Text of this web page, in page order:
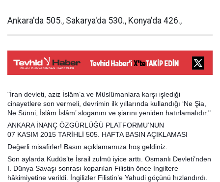
Ankara'da 505., Sakarya'da 530., Konya'da 426.,
"İran devleti, aziz İslâm’a ve Müslümanlara karşı işlediği
cinayetlere son vermeli, devrimin ilk yıllarında kullandığı ‘Ne Şia,
Ne Sünni, İslâm İslâm’ sloganını ve şiarını yeniden hatırlamalıdır."
ANKARA İNANÇ ÖZGÜRLÜĞÜ PLATFORMU’NUN
07 KASIM 2015 TARİHLİ 505. HAFTA BASIN AÇIKLAMASI
Değerli misafirler! Basın açıklamamıza hoş geldiniz.
Son aylarda Kudüs’te İsrail zulmü iyice arttı. Osmanlı Devleti’nden
I. Dünya Savaşı sonrası koparılan Filistin önce İngiltere
hâkimiyetine verildi. İngilizler Filistin’e Yahudi göçünü hızlandırdı.